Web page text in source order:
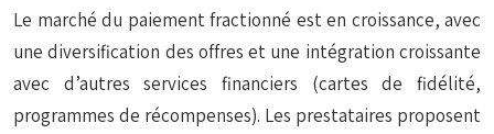
Le marché du paiement fractionné est en croissance, avec
une diversification des offres et une intégration croissante
avec d’autres services financiers (cartes de fidélité,
programmes de récompenses). Les prestataires proposent